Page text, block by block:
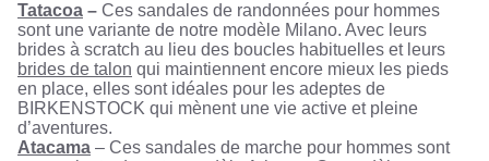
Tatacoa – Ces sandales de randonnées pour hommes
sont une variante de notre modèle Milano. Avec leurs
brides à scratch au lieu des boucles habituelles et leurs
brides de talon qui maintiennent encore mieux les pieds
en place, elles sont idéales pour les adeptes de
BIRKENSTOCK qui mènent une vie active et pleine
d’aventures.
Atacama – Ces sandales de marche pour hommes sont